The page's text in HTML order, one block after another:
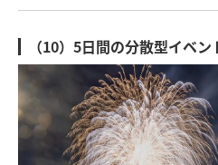
（10）5日間の分散型イベン